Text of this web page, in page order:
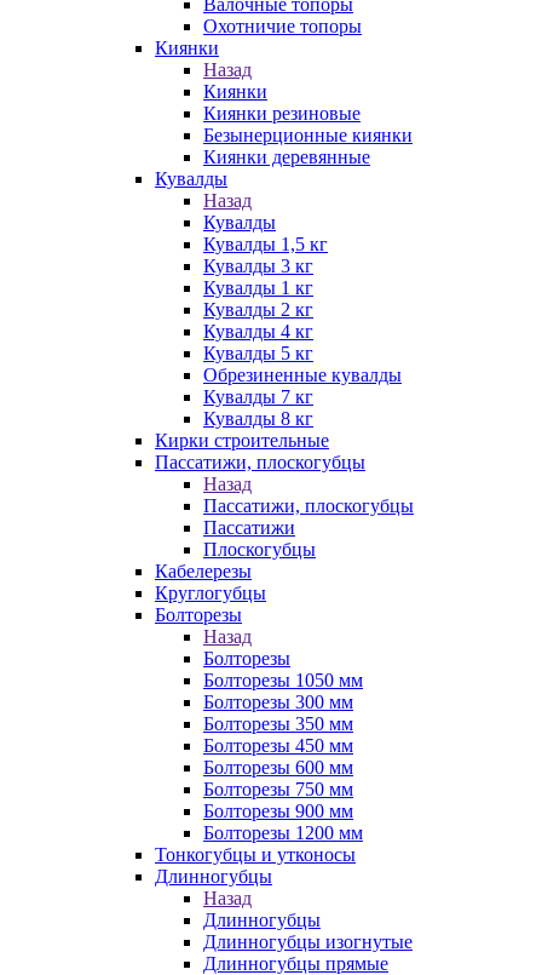
Валочные топоры
Охотничие топоры
Киянки
Назад
Киянки
Киянки резиновые
Безынерционные киянки
Киянки деревянные
Кувалды
Назад
Кувалды
Кувалды 1,5 кг
Кувалды 3 кг
Кувалды 1 кг
Кувалды 2 кг
Кувалды 4 кг
Кувалды 5 кг
Обрезиненные кувалды
Кувалды 7 кг
Кувалды 8 кг
Кирки строительные
Пассатижи, плоскогубцы
Назад
Пассатижи, плоскогубцы
Пассатижи
Плоскогубцы
Кабелерезы
Круглогубцы
Болторезы
Назад
Болторезы
Болторезы 1050 мм
Болторезы 300 мм
Болторезы 350 мм
Болторезы 450 мм
Болторезы 600 мм
Болторезы 750 мм
Болторезы 900 мм
Болторезы 1200 мм
Тонкогубцы и утконосы
Длинногубцы
Назад
Длинногубцы
Длинногубцы изогнутые
Длинногубцы прямые